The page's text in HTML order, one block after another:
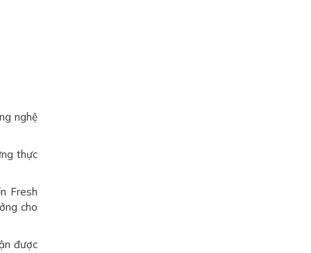
nghệ
thực
Fresh
cho
được